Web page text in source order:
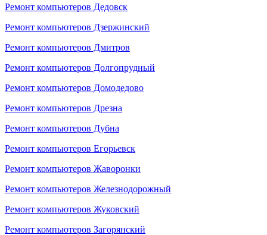
Ремонт компьютеров Дедовск
Ремонт компьютеров Дзержинский
Ремонт компьютеров Дмитров
Ремонт компьютеров Долгопрудный
Ремонт компьютеров Домодедово
Ремонт компьютеров Дрезна
Ремонт компьютеров Дубна
Ремонт компьютеров Егорьевск
Ремонт компьютеров Жаворонки
Ремонт компьютеров Железнодорожный
Ремонт компьютеров Жуковский
Ремонт компьютеров Загорянский